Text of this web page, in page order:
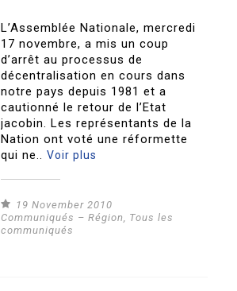
L’Assemblée Nationale, mercredi
17 novembre, a mis un coup
d’arrêt au processus de
décentralisation en cours dans
notre pays depuis 1981 et a
cautionné le retour de l’Etat
jacobin. Les représentants de la
Nation ont voté une réformette
qui ne..Voir plus
19 November 2010
Communiqués – Région, Tous les
communiqués